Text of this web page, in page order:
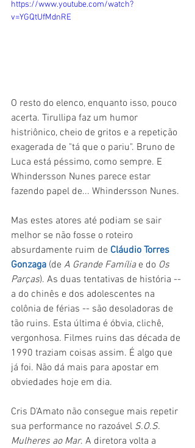
https://www.youtube.com/watch?
v=YGQtUfMdnRE
O resto do elenco, enquanto isso, pouco
acerta. Tirullipa faz um humor
histriônico, cheio de gritos e a repetição
exagerada de "tá que o pariu". Bruno de
Luca está péssimo, como sempre. E
Whindersson Nunes parece estar
fazendo papel de... Whindersson Nunes.
Mas estes atores até podiam se sair
melhor se não fosse o roteiro
absurdamente ruim de Cláudio Torres
Gonzaga (de A Grande Família e do Os
Parças). As duas tentativas de história --
a do chinês e dos adolescentes na
colônia de férias -- são desoladoras de
tão ruins. Esta última é óbvia, clichê,
vergonhosa. Filmes ruins das década de
1990 traziam coisas assim. É algo que
já foi. Não dá mais para apostar em
obviedades hoje em dia.
Cris D'Amato não consegue mais repetir
sua performance no razoável S.O.S.
Mulheres ao Mar. A diretora volta a